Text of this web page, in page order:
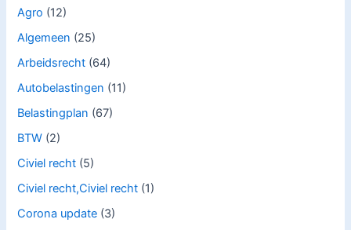
Agro (12)
Algemeen (25)
Arbeidsrecht (64)
Autobelastingen (11)
Belastingplan (67)
BTW (2)
Civiel recht (5)
Civiel recht,Civiel recht (1)
Corona update (3)